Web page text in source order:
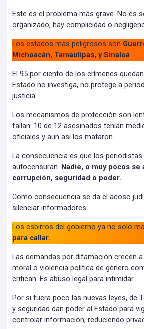
Este es el problema más grave. No es
organizado; hay complicidad o
Los estados más peligrosos son
Michoacán, Tamaulipas, y Sinaloa
El 95 por ciento de los crímenes
Estado no investiga, no protege a
justicia.
Los mecanismos de protección son
fallan: 10 de 12 asesinados tenían
oficiales y aun así los mataron.
La consecuencia es que los periodistas
autocensuran. Nadie, o muy pocos se
corrupción, seguridad o poder.
Como consecuencia se da el acoso
silenciar informadores.
Los esbirros del gobierno ya no solo
para callar.
Las demandas por difamación crecen a
moral o violencia política de género
critican. Es abuso legal para intimidar.
Por si fuera poco las nuevas leyes, de
y seguridad dan poder al Estado para
controlar información, reduciendo